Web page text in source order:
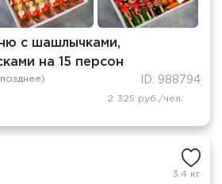
с шашлычками,
на 15 персон
ID: 988794
2 325 руб./чел.
3.4 кг